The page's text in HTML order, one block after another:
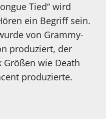
Tied“ wird
ein Begriff sein.
von Grammy-
produziert, der
Größen wie Death
produzierte.